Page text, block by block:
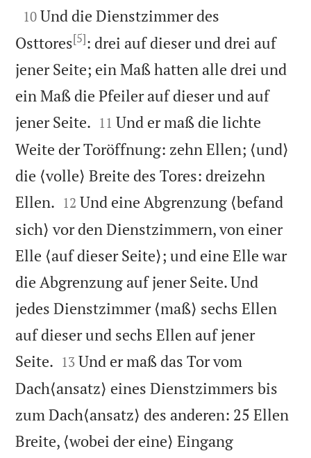

10 Und die Dienstzimmer des
Osttores[5]: drei auf dieser und drei auf
jener Seite; ein Maß hatten alle drei und
ein Maß die Pfeiler auf dieser und auf
jener Seite. 

11 Und er maß die lichte
Weite der Toröffnung: zehn Ellen; ⟨und⟩
die ⟨volle⟩ Breite des Tores: dreizehn
Ellen. 

12 Und eine Abgrenzung ⟨befand
sich⟩ vor den Dienstzimmern, von einer
Elle ⟨auf dieser Seite⟩; und eine Elle war
die Abgrenzung auf jener Seite. Und
jedes Dienstzimmer ⟨maß⟩ sechs Ellen
auf dieser und sechs Ellen auf jener
Seite. 

13 Und er maß das Tor vom
Dach⟨ansatz⟩ eines Dienstzimmers bis
zum Dach⟨ansatz⟩ des anderen: 25 Ellen
Breite, ⟨wobei der eine⟩ Eingang